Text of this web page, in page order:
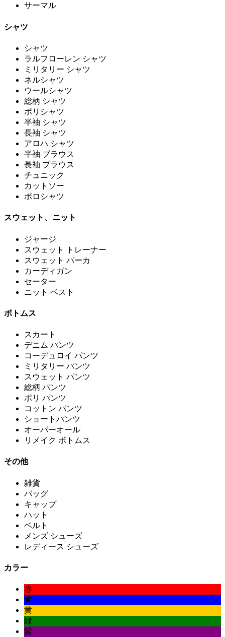
サーマル
シャツ
シャツ
ラルフローレン シャツ
ミリタリー シャツ
ネルシャツ
ウールシャツ
総柄 シャツ
ポリシャツ
半袖 シャツ
長袖 シャツ
アロハ シャツ
半袖 ブラウス
長袖 ブラウス
チュニック
カットソー
ポロシャツ
スウェット、ニット
ジャージ
スウェット トレーナー
スウェット パーカ
カーディガン
セーター
ニット ベスト
ボトムス
スカート
デニム パンツ
コーデュロイ パンツ
ミリタリー パンツ
スウェット パンツ
総柄 パンツ
ポリ パンツ
コットン パンツ
ショートパンツ
オーバーオール
リメイク ボトムス
その他
雑貨
バッグ
キャップ
ハット
ベルト
メンズ シューズ
レディース シューズ
カラー
赤
青
黄
緑
紫